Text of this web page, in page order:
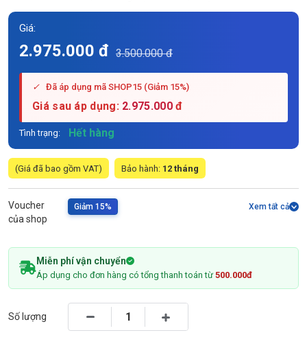
Giá:
2.975.000 đ 3.500.000 đ
✓ Đã áp dụng mã SHOP15 (Giảm 15%)
Giá sau áp dụng: 2.975.000đ
Tình trạng: Hết hàng
(Giá đã bao gồm VAT) Bảo hành: 12 tháng
Voucher
của shop
Giảm 15% Xem tất cả
Miễn phí vận chuyển
Áp dụng cho đơn hàng có tổng thanh toán từ 500.000đ
Số lượng